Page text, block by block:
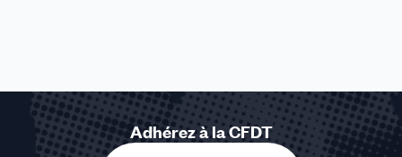
Adhérez à la CFDT